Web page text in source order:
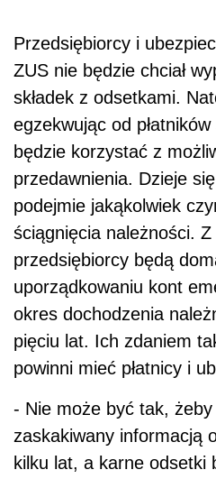
Przedsiębiorcy i
ZUS nie będzie chciał
składek z odsetkami.
egzekwując od
będzie korzystać z
przedawnienia. Dzieje
podejmie jakąkolwiek
ściągnięcia należności.
przedsiębiorcy będą
uporządkowaniu kont
okres dochodzenia
pięciu lat. Ich zdaniem
powinni mieć płatnicy i
- Nie może być tak, żeby
zaskakiwany informacją
kilku lat, a karne odsetki